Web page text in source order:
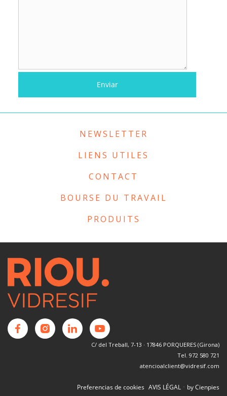
NEWSLETTER
LIENS UTILES
CONTACT
BOURSE DU TRAVAIL
PRODUITS
C/ del Treball, 7-13 · 17846 PORQUERES (Girona)
Tel. 972 580 721
atencioalclient@vidresif.com
Preferencias de cookies AVIS LÉGAL · by Cienpies